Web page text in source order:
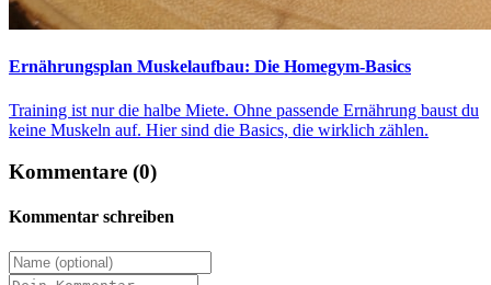
Ernährungsplan Muskelaufbau: Die Homegym-Basics
Training ist nur die halbe Miete. Ohne passende Ernährung baust du
keine Muskeln auf. Hier sind die Basics, die wirklich zählen.
Kommentare (0)
Kommentar schreiben